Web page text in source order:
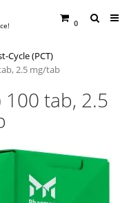
0
Cycle (PCT)
2.5 mg/tab
100 tab, 2.5